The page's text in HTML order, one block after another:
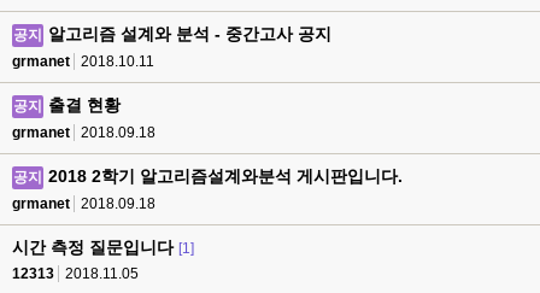
공지 알고리즘 설계와 분석 - 중간고사 공지
grmanet 2018.10.11
공지 출결 현황
grmanet 2018.09.18
공지 2018 2학기 알고리즘설계와분석 게시판입니다.
grmanet 2018.09.18
시간 측정 질문입니다 [1]
12313
2018.11.05